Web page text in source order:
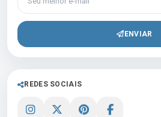
ENVIAR
REDES SOCIAIS